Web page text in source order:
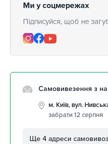
Ми у соцмережах
Підписуйся, щоб не
Самовивезення з
м. Київ, вул.
забрати 12 серпня
Автолюбителів, 8а
Ще 4 адреси